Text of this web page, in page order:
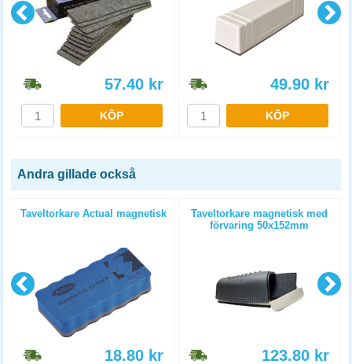
57.40 kr
KÖP
49.90 kr
KÖP
Andra gillade också
Taveltorkare Actual magnetisk
18.80 kr
Taveltorkare magnetisk med
förvaring 50x152mm
123.80 kr